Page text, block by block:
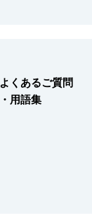
よくあるご質問
・用語集